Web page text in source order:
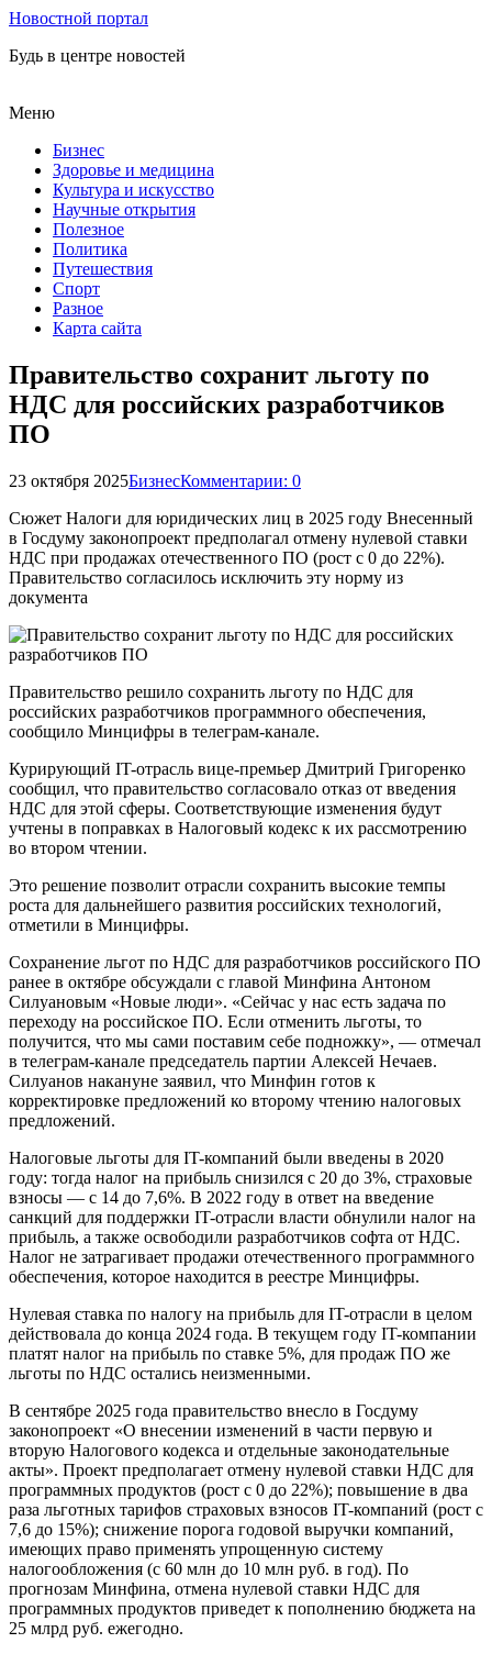
Новостной портал
Будь в центре новостей
Меню
Бизнес
Здоровье и медицина
Культура и искусство
Научные открытия
Полезное
Политика
Путешествия
Спорт
Разное
Карта сайта
Правительство сохранит льготу по
НДС для российских разработчиков
ПО
23 октября 2025БизнесКомментарии: 0
Сюжет Налоги для юридических лиц в 2025 году Внесенный
в Госдуму законопроект предполагал отмену нулевой ставки
НДС при продажах отечественного ПО (рост с 0 до 22%).
Правительство согласилось исключить эту норму из
документа
Правительство решило сохранить льготу по НДС для
российских разработчиков программного обеспечения,
сообщило Минцифры в телеграм-канале.
Курирующий IT-отрасль вице-премьер Дмитрий Григоренко
сообщил, что правительство согласовало отказ от введения
НДС для этой сферы. Соответствующие изменения будут
учтены в поправках в Налоговый кодекс к их рассмотрению
во втором чтении.
Это решение позволит отрасли сохранить высокие темпы
роста для дальнейшего развития российских технологий,
отметили в Минцифры.
Сохранение льгот по НДС для разработчиков российского ПО
ранее в октябре обсуждали с главой Минфина Антоном
Силуановым «Новые люди». «Сейчас у нас есть задача по
переходу на российское ПО. Если отменить льготы, то
получится, что мы сами поставим себе подножку», — отмечал
в телеграм-канале председатель партии Алексей Нечаев.
Силуанов накануне заявил, что Минфин готов к
корректировке предложений ко второму чтению налоговых
предложений.
Налоговые льготы для IT-компаний были введены в 2020
году: тогда налог на прибыль снизился с 20 до 3%, страховые
взносы — с 14 до 7,6%. В 2022 году в ответ на введение
санкций для поддержки IT-отрасли власти обнулили налог на
прибыль, а также освободили разработчиков софта от НДС.
Налог не затрагивает продажи отечественного программного
обеспечения, которое находится в реестре Минцифры.
Нулевая ставка по налогу на прибыль для IT-отрасли в целом
действовала до конца 2024 года. В текущем году IT-компании
платят налог на прибыль по ставке 5%, для продаж ПО же
льготы по НДС остались неизменными.
В сентябре 2025 года правительство внесло в Госдуму
законопроект «О внесении изменений в части первую и
вторую Налогового кодекса и отдельные законодательные
акты». Проект предполагает отмену нулевой ставки НДС для
программных продуктов (рост с 0 до 22%); повышение в два
раза льготных тарифов страховых взносов IT-компаний (рост с
7,6 до 15%); снижение порога годовой выручки компаний,
имеющих право применять упрощенную систему
налогообложения (с 60 млн до 10 млн руб. в год). По
прогнозам Минфина, отмена нулевой ставки НДС для
программных продуктов приведет к пополнению бюджета на
25 млрд руб. ежегодно.